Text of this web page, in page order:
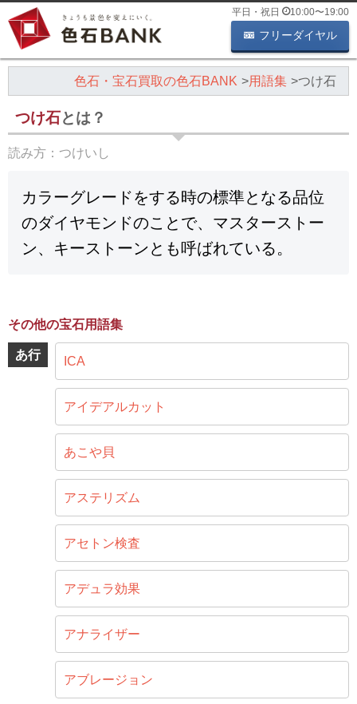
平日・祝日 10:00〜19:00
フリーダイヤル
色石・宝石買取の色石BANK 用語集 つけ石
つけ石とは？
読み方： つけいし
カラーグレードをする時の標準となる品位
のダイヤモンドのことで、マスターストー
ン、キーストーンとも呼ばれている。
その他の宝石用語集
あ行 ICA
アイデアルカット
あこや貝
アステリズム
アセトン検査
アデュラ効果
アナライザー
アブレージョン